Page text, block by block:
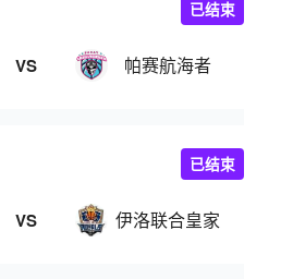
VS 帕赛航海者
已结束
VS 伊洛联合皇家
已结束